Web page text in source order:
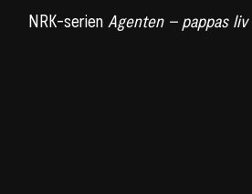
NRK-serien Agenten – pappas